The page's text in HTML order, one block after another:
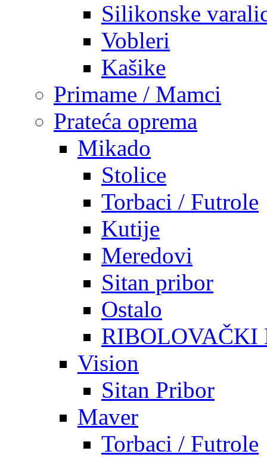
Silikonske
Vobleri
Kašike
Primame / Mamci
Prateća oprema
Mikado
Stolice
Torbaci / Futrole
Kutije
Meredovi
Sitan pribor
Ostalo
RIBOLOVAČKI
Vision
Sitan Pribor
Maver
Torbaci / Futrole